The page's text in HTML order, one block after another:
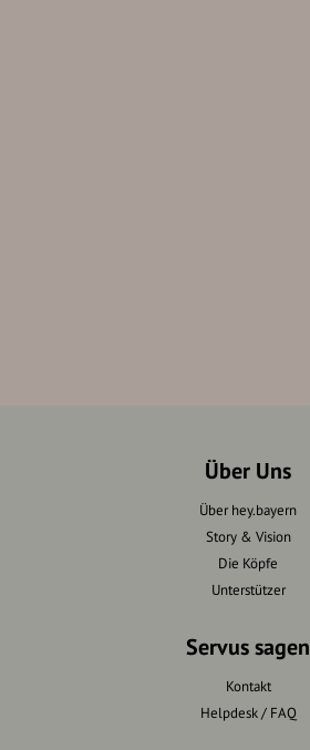
Über Uns
Über hey.bayern
Story & Vision
Die Köpfe
Unterstützer
Servus sagen
Kontakt
Helpdesk / FAQ